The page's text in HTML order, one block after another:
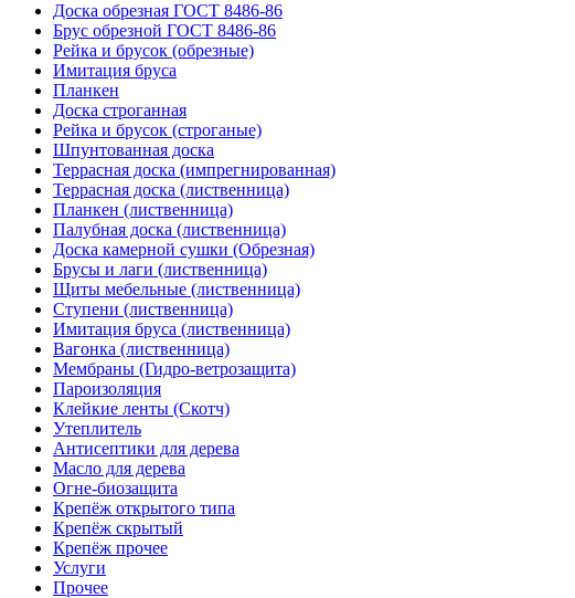
Доска обрезная ГОСТ 8486-86
Брус обрезной ГОСТ 8486-86
Рейка и брусок (обрезные)
Имитация бруса
Планкен
Доска строганная
Рейка и брусок (строганые)
Шпунтованная доска
Террасная доска (импрегнированная)
Террасная доска (лиственница)
Планкен (лиственница)
Палубная доска (лиственница)
Доска камерной сушки (Обрезная)
Брусы и лаги (лиственница)
Щиты мебельные (лиственница)
Ступени (лиственница)
Имитация бруса (лиственница)
Вагонка (лиственница)
Мембраны (Гидро-ветрозащита)
Пароизоляция
Клейкие ленты (Скотч)
Утеплитель
Антисептики для дерева
Масло для дерева
Огне-биозащита
Крепёж открытого типа
Крепёж скрытый
Крепёж прочее
Услуги
Прочее